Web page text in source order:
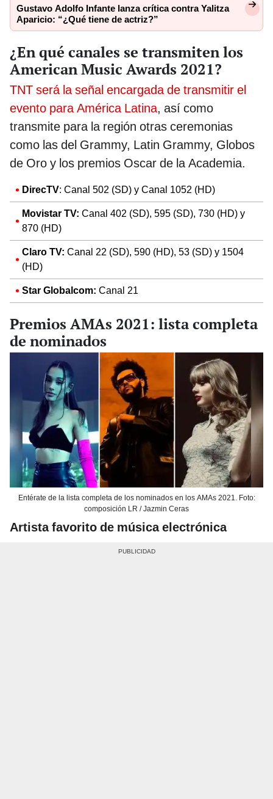
Gustavo Adolfo Infante lanza crítica contra Yalitza
Aparicio: “¿Qué tiene de actriz?”
¿En qué canales se transmiten los
American Music Awards 2021?
TNT será la señal encargada de transmitir el
evento para América Latina, así como
transmite para la región otras ceremonias
como las del Grammy, Latin Grammy, Globos
de Oro y los premios Oscar de la Academia.
DirecTV: Canal 502 (SD) y Canal 1052 (HD)
Movistar TV: Canal 402 (SD), 595 (SD), 730 (HD) y
870 (HD)
Claro TV: Canal 22 (SD), 590 (HD), 53 (SD) y 1504
(HD)
Star Globalcom: Canal 21
Premios AMAs 2021: lista completa
de nominados
Entérate de la lista completa de los nominados en los AMAs 2021. Foto:
composición LR / Jazmin Ceras
Artista favorito de música electrónica